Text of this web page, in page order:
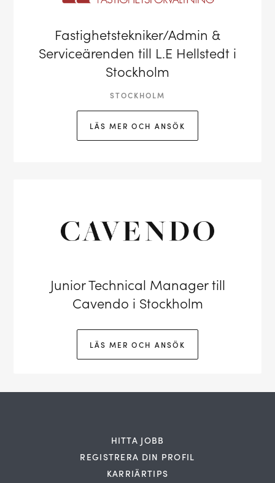
Fastighetstekniker/Admin &
Serviceärenden till L.E Hellstedt i
Stockholm
STOCKHOLM
LÄS MER OCH ANSÖK
Junior Technical Manager till
Cavendo i Stockholm
LÄS MER OCH ANSÖK
HITTA JOBB
REGISTRERA DIN PROFIL
KARRIÄRTIPS